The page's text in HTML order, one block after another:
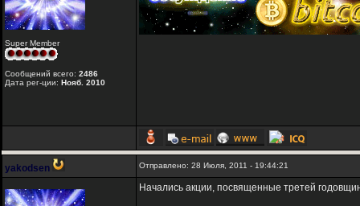
Super Member
Сообщений всего: 2486
Дата рег-ции: Нояб. 2010
yakodsen Отправлено: 28 Июля, 2011 - 19:44:21
Начались акции, посвященные третей